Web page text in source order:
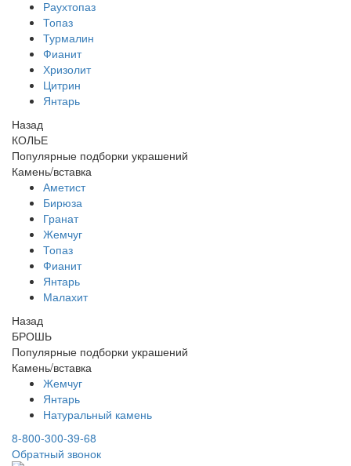
Раухтопаз
Топаз
Турмалин
Фианит
Хризолит
Цитрин
Янтарь
Назад
КОЛЬЕ
Популярные подборки украшений
Камень/вставка
Аметист
Бирюза
Гранат
Жемчуг
Топаз
Фианит
Янтарь
Малахит
Назад
БРОШЬ
Популярные подборки украшений
Камень/вставка
Жемчуг
Янтарь
Натуральный камень
8-800-300-39-68
Обратный звонок